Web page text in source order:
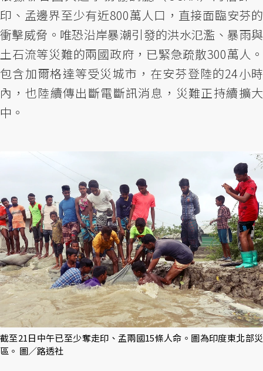
印、孟邊界至少有近800萬人口，直接面臨安芬的
衝擊威脅。唯恐沿岸暴潮引發的洪水氾濫、暴雨與
土石流等災難的兩國政府，已緊急疏散300萬人。
包含加爾格達等受災城市，在安芬登陸的24小時
內，也陸續傳出斷電斷訊消息，災難正持續擴大
中。
截至21日中午已至少奪走印、孟兩國15條人命。圖為印度東北部災
區。 圖／路透社